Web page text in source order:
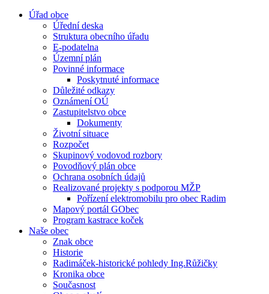
Úřad obce
Úřední deska
Struktura obecního úřadu
E-podatelna
Územní plán
Povinné informace
Poskytnuté informace
Důležité odkazy
Oznámení OÚ
Zastupitelstvo obce
Dokumenty
Životní situace
Rozpočet
Skupinový vodovod rozbory
Povodňový plán obce
Ochrana osobních údajů
Realizované projekty s podporou MŽP
Pořízení elektromobilu pro obec Radim
Mapový portál GObec
Program kastrace koček
Naše obec
Znak obce
Historie
Radimáček-historické pohledy Ing.Růžičky
Kronika obce
Současnost